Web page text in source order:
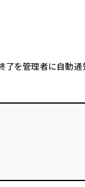
了を管理者に自動